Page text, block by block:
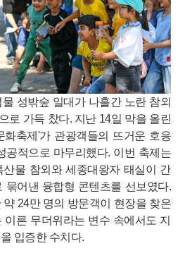
성밖숲 일대가 나흘간 노란 참외
로 가득 찼다. 지난 14일 막을 올린
축제'가 관광객들의 뜨거운 호응
공적으로 마무리했다. 이번 축제는
물 참외와 세종대왕자 태실이 간
묶어낸 융합형 콘텐츠를 선보였다.
24만 명의 방문객이 현장을 찾은
른 무더위라는 변수 속에서도 지
입증한 수치다.